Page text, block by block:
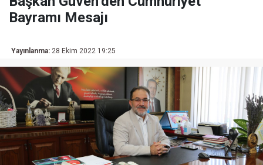
Bayramı Mesajı
Yayınlanma: 28 Ekim 2022 19:25